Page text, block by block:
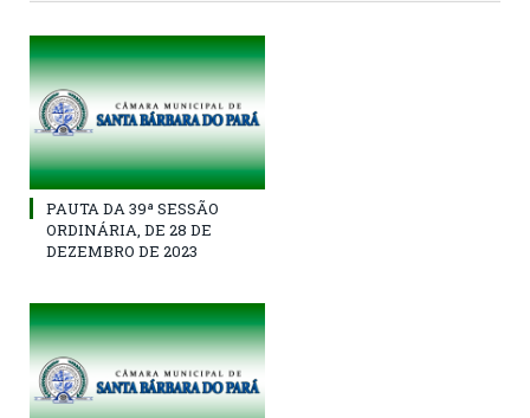
PAUTA DA 39ª SESSÃO
ORDINÁRIA, DE 28 DE
DEZEMBRO DE 2023